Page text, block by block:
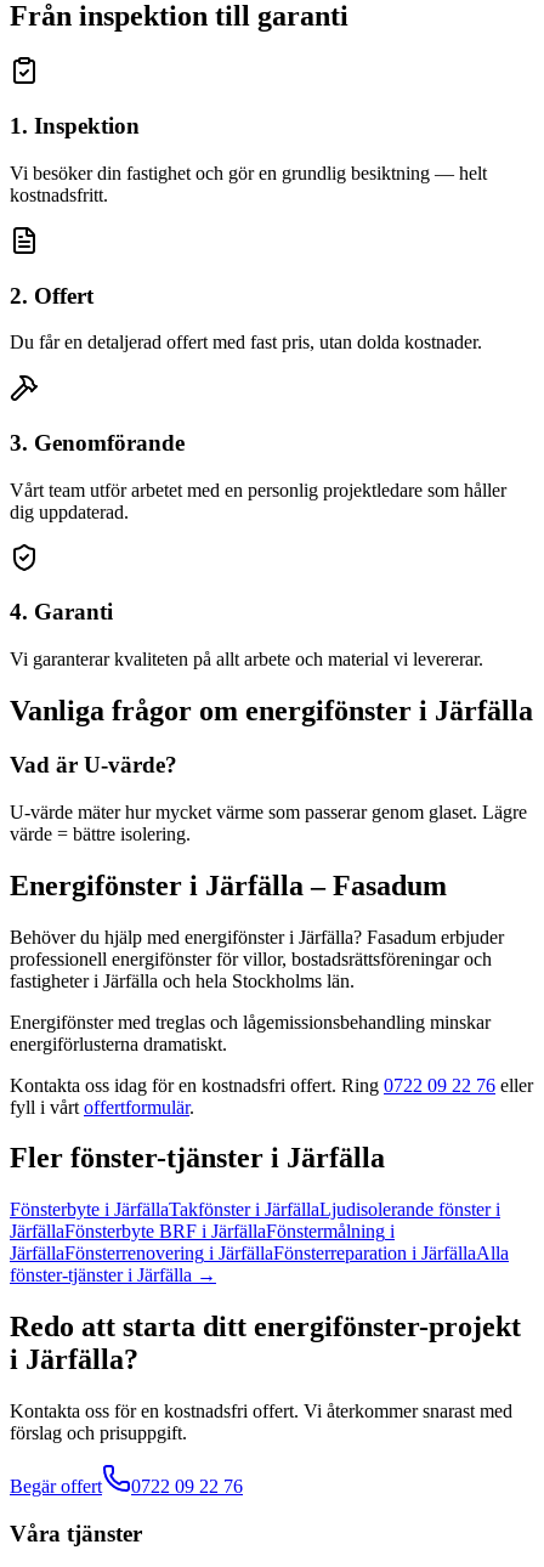
Från inspektion till garanti
1. Inspektion
Vi besöker din fastighet och gör en grundlig besiktning — helt
kostnadsfritt.
2. Offert
Du får en detaljerad offert med fast pris, utan dolda kostnader.
3. Genomförande
Vårt team utför arbetet med en personlig projektledare som håller
dig uppdaterad.
4. Garanti
Vi garanterar kvaliteten på allt arbete och material vi levererar.
Vanliga frågor om energifönster i Järfälla
Vad är U-värde?
U-värde mäter hur mycket värme som passerar genom glaset. Lägre
värde = bättre isolering.
Energifönster i Järfälla – Fasadum
Behöver du hjälp med energifönster i Järfälla? Fasadum erbjuder
professionell energifönsterför villor, bostadsrättsföreningar och
fastigheteri Järfälla och hela Stockholms län.
Energifönster med treglas och lågemissionsbehandling minskar
energiförlusterna dramatiskt.
Kontakta oss idag för en kostnadsfri offert. Ring 0722 09 22 76 eller
fyll i vårt offertformulär.
Fler fönster-tjänster i Järfälla
Fönsterbyte i JärfällaTakfönster i JärfällaLjudisolerande fönster i
JärfällaFönsterbyte BRF i JärfällaFönstermålning i
JärfällaFönsterrenovering i JärfällaFönsterreparation i JärfällaAlla
fönster-tjänsteri Järfälla →
Redo att starta ditt energifönster-projekt
i Järfälla?
Kontakta oss för en kostnadsfri offert. Vi återkommer snarast med
förslag och prisuppgift.
Begär offert 0722 09 22 76
Våra tjänster